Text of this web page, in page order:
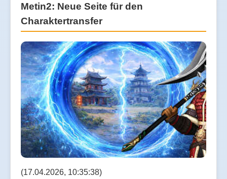
Metin2: Neue Seite für den
Charaktertransfer
(17.04.2026, 10:35:38)